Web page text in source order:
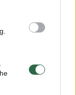
aplinkkelis: